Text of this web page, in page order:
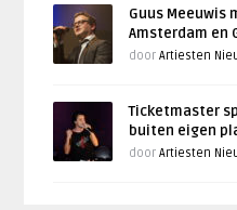
Guus Meeuwis
Amsterdam en
doorArtiesten
Ticketmaster
buiten eigen
doorArtiesten